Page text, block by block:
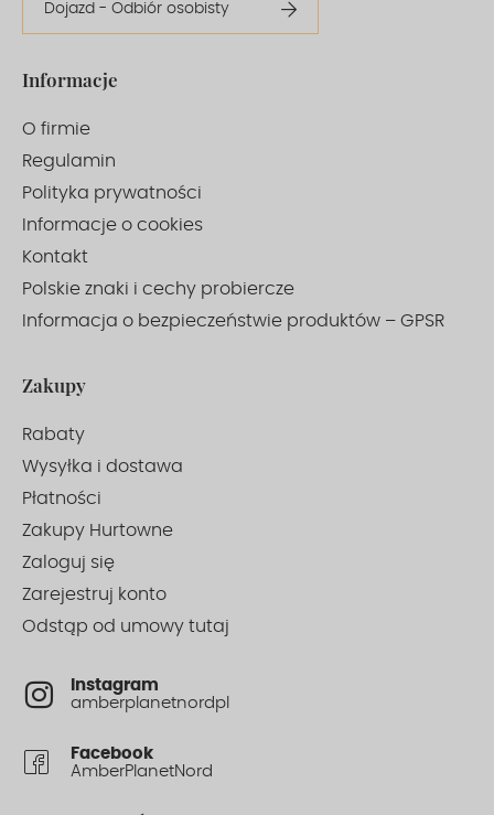
Dojazd - Odbiór osobisty
Informacje
O firmie
Regulamin
Polityka prywatności
Informacje o cookies
Kontakt
Polskie znaki i cechy probiercze
Informacja o bezpieczeństwie produktów – GPSR
Zakupy
Rabaty
Wysyłka i dostawa
Płatności
Zakupy Hurtowne
Zaloguj się
Zarejestruj konto
Odstąp od umowy tutaj
Instagram
amberplanetnordpl
Facebook
AmberPlanetNord